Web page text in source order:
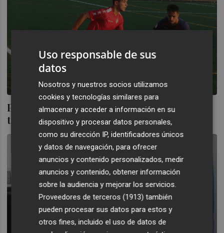
Para Nani el Hércules está a tiempo de
todo
Uso responsable de sus
datos
Nosotros y nuestros socios utilizamos
cookies y tecnologías similares para
almacenar y acceder a información en su
dispositivo y procesar datos personales,
como su dirección IP, identificadores únicos
y datos de navegación, para ofrecer
anuncios y contenido personalizados, medir
anuncios y contenido, obtener información
sobre la audiencia y mejorar los servicios.
Proveedores de terceros (1913) también
pueden procesar sus datos para estos y
otros fines, incluido el uso de datos de